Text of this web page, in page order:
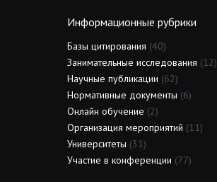
Информационные рубрики
Базы цитирования (40)
Занимательные исследования (12)
Научные публикации (62)
Нормативные документы (6)
Онлайн обучение (2)
Организация мероприятий (11)
Университеты (31)
Участие в конференции (77)